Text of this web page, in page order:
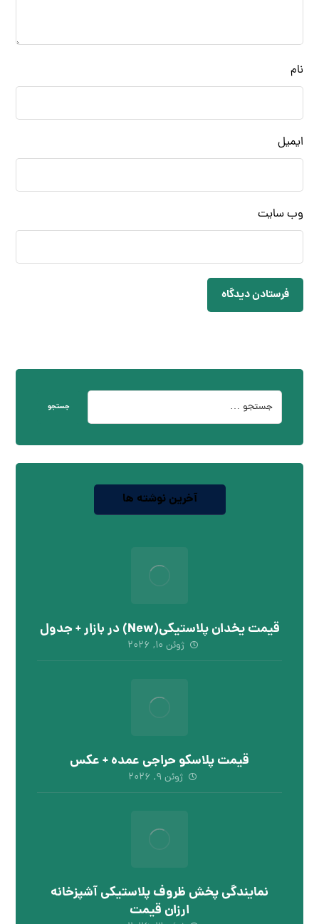
نام
ایمیل
وب‌ سایت
فرستادن دیدگاه
جستجو
آخرین نوشته ها
قیمت یخدان پلاستیکی(New) در بازار + جدول
ژوئن ۱۰, ۲۰۲۶
قیمت پلاسکو حراجی عمده + عکس
ژوئن ۹, ۲۰۲۶
نمایندگی پخش ظروف پلاستیکی آشپزخانه
ارزان قیمت